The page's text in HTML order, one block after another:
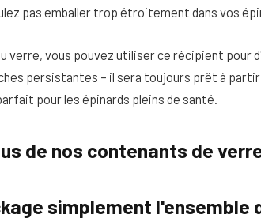
pas emballer trop étroitement dans vos
verre, vous pouvez utiliser ce récipient pour
persistantes – il sera toujours prêt à
pour les épinards pleins de santé.
de nos contenants de
simplement l'ensemble